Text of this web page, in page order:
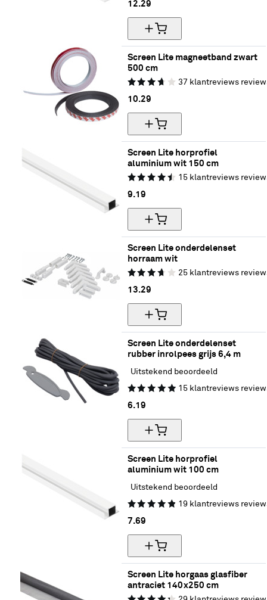
12.29
Screen Lite magneetband zwart
500 cm
37 klantreviews
10.29
Screen Lite horprofiel
aluminium wit 150 cm
15 klantreviews
9.19
Screen Lite onderdelenset
horraam wit
25 klantreviews
13.29
Screen Lite onderdelenset
rubber inrolpees grijs 6,4 m
Uitstekend beoordeeld
15 klantreviews
6.19
Screen Lite horprofiel
aluminium wit 100 cm
Uitstekend beoordeeld
19 klantreviews
7.69
Screen Lite horgaas glasfiber
antraciet 140x250 cm